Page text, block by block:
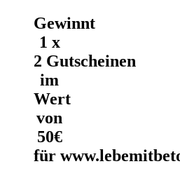
Gewinnt
1 x
2 Gutscheinen
im
Wert
von
50€
für